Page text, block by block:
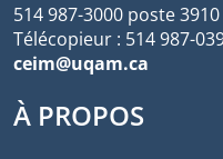
514 987-3000 poste 3910
Télécopieur : 514 987-
ceim@uqam.ca
À PROPOS